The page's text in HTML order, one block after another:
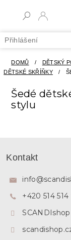
Přihlášení
DOMŮ / DĚTSKÝ
DĚTSKÉ SKŘÍŇKY
/
Šedé
stylu
Kontakt
info@
+420 514